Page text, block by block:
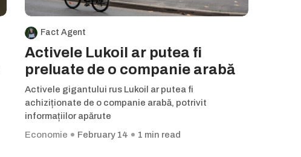
Fact Agent
Activele Lukoil ar putea fi
preluate de o companie arabă
Activele gigantului rus Lukoil ar putea fi
achiziționate de o companie arabă, potrivit
informațiilor apărute
Economie
February 14 1 min read